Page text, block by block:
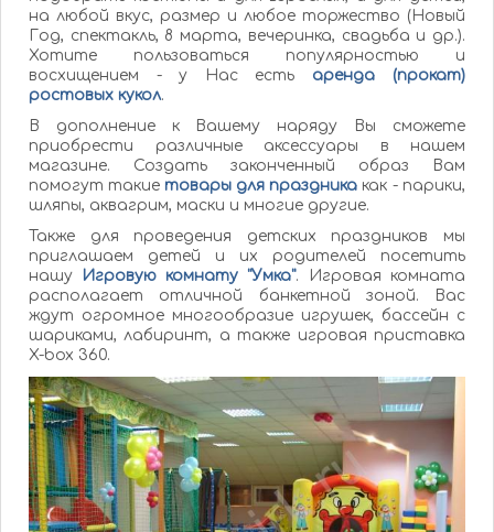
на любой вкус, размер и любое торжество (Новый
Год, спектакль, 8 марта, вечеринка, свадьба и др.).
Хотите пользоваться популярностью и
восхищением - у Нас есть
аренда (прокат)
ростовых кукол.
В дополнение к Вашему наряду Вы сможете
приобрести различные аксессуары в нашем
магазине. Создать законченный образ Вам
помогут такие товары для праздника как - парики,
шляпы, аквагрим, маски и многие другие.
Также для проведения детских праздников мы
приглашаем детей и их родителей посетить
нашу
Игровую комнату "Умка". Игровая комната
располагает отличной банкетной зоной. Вас
ждут огромное многообразие игрушек, бассейн с
шариками, лабиринт, а также игровая приставка
X-box 360.